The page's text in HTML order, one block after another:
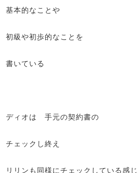
基本的なことや
初級や初歩的なことを
書いている
ディオは 手元の契約書の
チェックし終え
リリンも同様にチェックしている感じ